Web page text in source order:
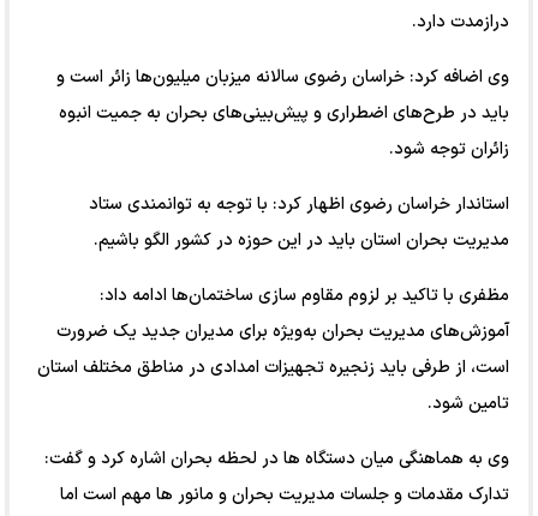
درازمدت دارد.
وی اضافه کرد: خراسان رضوی سالانه میزبان میلیون‌ها زائر است و
باید در طرح‌های اضطراری و پیش‌بینی‌های بحران به جمیت انبوه
زائران توجه شود.
استاندار خراسان رضوی اظهار کرد: با توجه به توانمندی ستاد
مدیریت بحران استان باید در این حوزه در کشور الگو باشیم.
مظفری با تاکید بر لزوم مقاوم سازی ساختمان‌ها ادامه داد:
آموزش‌های مدیریت بحران به‌ویژه برای مدیران جدید یک ضرورت
است، از طرفی باید زنجیره تجهیزات امدادی در مناطق مختلف استان
تامین شود.
وی به هماهنگی میان دستگاه ها در لحظه بحران اشاره کرد و گفت:
تدارک مقدمات و جلسات مدیریت بحران و مانور ها مهم است اما